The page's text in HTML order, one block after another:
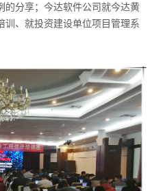
的分享；今达软件公司就今达黄
训、就投资建设单位项目管理系